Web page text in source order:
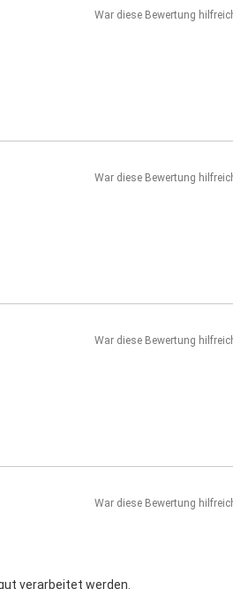
War diese Bewertung
War diese Bewertung
War diese Bewertung
verarbeitet werden.
War diese Bewertung